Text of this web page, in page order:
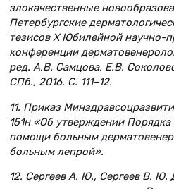
злокачественные
Петербургские
тезисов X Юбилейной научно-
конференции
ред. А.В. Самцова, Е.В.
СПб., 2016. С. 111–12.
11. Приказ
151н «Об утверждении
помощи больным
больным лепрой».
12. Сергеев А. Ю., Сергеев В. Ю.